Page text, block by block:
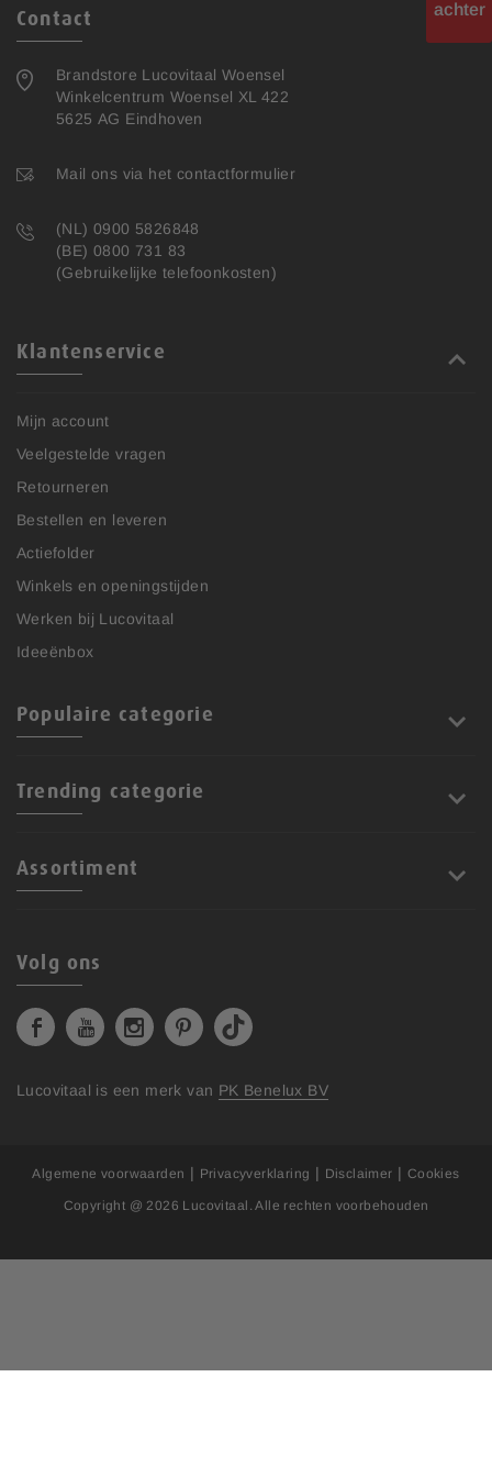
Contact
Brandstore Lucovitaal Woensel
Winkelcentrum Woensel XL 422
5625 AG Eindhoven
Mail ons via het contactformulier
(NL) 0900 5826848
(BE) 0800 731 83
(Gebruikelijke telefoonkosten)
Klantenservice
Mijn account
Veelgestelde vragen
Retourneren
Bestellen en leveren
Actiefolder
Winkels en openingstijden
Werken bij Lucovitaal
Ideeënbox
Populaire categorie
Trending categorie
Assortiment
Volg ons
Lucovitaal is een merk van PK Benelux BV
Copyright @ 2026 Lucovitaal . Alle rechten voorbehouden
Algemene voorwaarden | Privacyverklaring | Disclaimer | Cookies
achter